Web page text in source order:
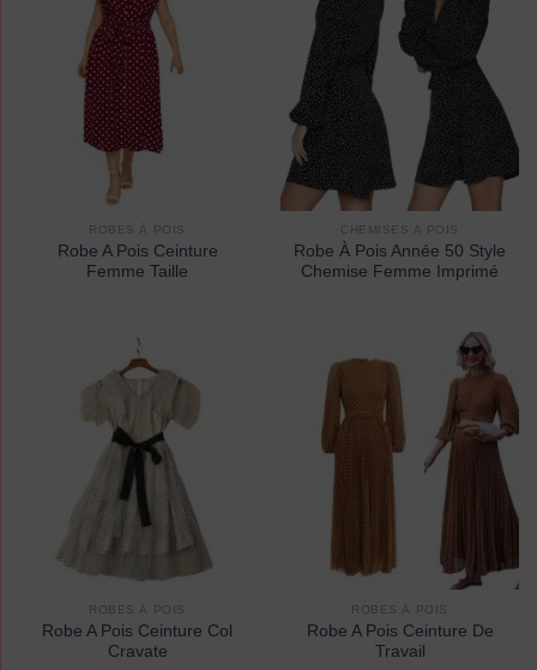
ROBES À POIS
Robe A Pois Ceinture
Femme Taille
CHEMISES À POIS
Robe À Pois Année 50 Style
Chemise Femme Imprimé
ROBES À POIS
Robe A Pois Ceinture Col
Cravate
ROBES À POIS
Robe A Pois Ceinture De
Travail